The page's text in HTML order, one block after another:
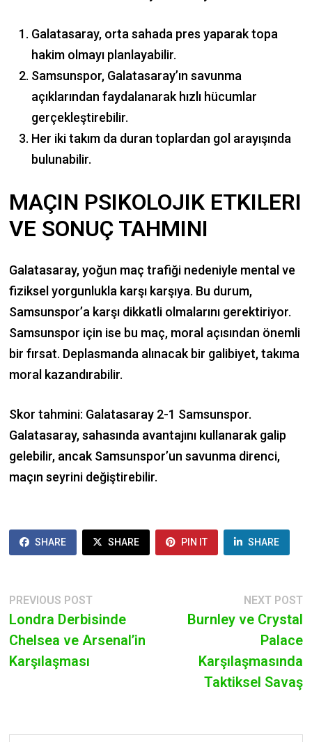
Galatasaray, orta sahada pres yaparak topa
hakim olmayı planlayabilir.
Samsunspor, Galatasaray’ın savunma
açıklarından faydalanarak hızlı hücumlar
gerçekleştirebilir.
Her iki takım da duran toplardan gol arayışında
bulunabilir.
MAÇIN PSIKOLOJIK ETKILERI
VE SONUÇ TAHMINI
Galatasaray, yoğun maç trafiği nedeniyle mental ve
fiziksel yorgunlukla karşı karşıya. Bu durum,
Samsunspor’a karşı dikkatli olmalarını gerektiriyor.
Samsunspor için ise bu maç, moral açısından önemli
bir fırsat. Deplasmanda alınacak bir galibiyet, takıma
moral kazandırabilir.
Skor tahmini: Galatasaray 2-1 Samsunspor.
Galatasaray, sahasında avantajını kullanarak galip
gelebilir, ancak Samsunspor’un savunma direnci,
maçın seyrini değiştirebilir.
SHARE SHARE PIN IT SHARE
POST
NAVIGATION
PREVIOUS POSTPrevious
post:
Londra Derbisinde
Chelsea ve Arsenal’in
Karşılaşması
NEXT POST
Burnley ve Crystal
Palace
Karşılaşmasında
Taktiksel Savaş